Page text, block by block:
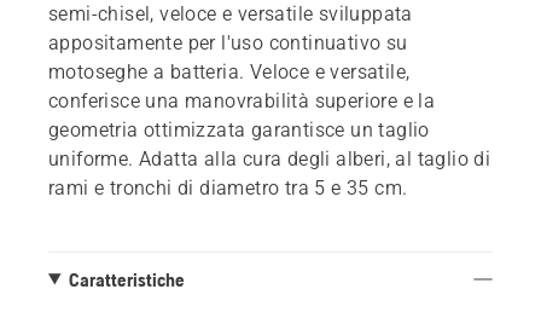
semi-chisel, veloce e versatile sviluppata
appositamente per l'uso continuativo su
motoseghe a batteria. Veloce e versatile,
conferisce una manovrabilità superiore e la
geometria ottimizzata garantisce un taglio
uniforme. Adatta alla cura degli alberi, al taglio di
rami e tronchi di diametro tra 5 e 35 cm.
Caratteristiche